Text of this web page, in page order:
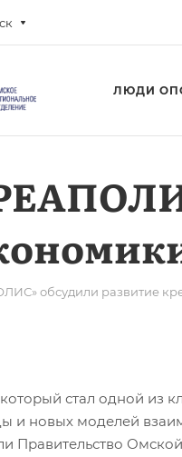
ЛЮДИ
обсудили развитие
стал одной из
и новых моделей
Правительство